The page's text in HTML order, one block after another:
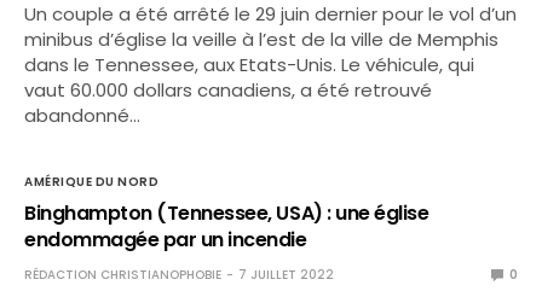
Un couple a été arrêté le 29 juin dernier pour le vol d’un
minibus d’église la veille à l’est de la ville de Memphis
dans le Tennessee, aux Etats-Unis. Le véhicule, qui
vaut 60.000 dollars canadiens, a été retrouvé
abandonné…
AMÉRIQUE DU NORD
Binghampton (Tennessee, USA) : une église
endommagée par un incendie
RÉDACTION CHRISTIANOPHOBIE 7 JUILLET 2022 0